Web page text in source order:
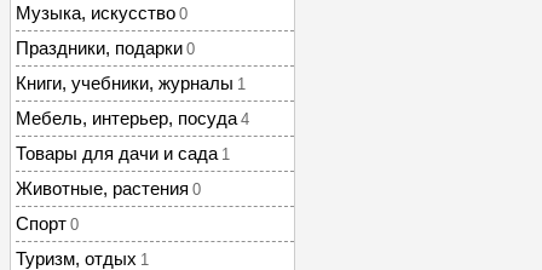
Музыка, искусство 0
Праздники, подарки 0
Книги, учебники, журналы 1
Мебель, интерьер, посуда 4
Товары для дачи и сада 1
Животные, растения 0
Спорт 0
Туризм, отдых 1